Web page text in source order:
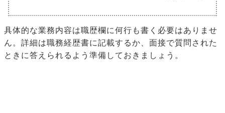
具体的な業務内容は職歴欄に何行も書く必要はありませ
ん。詳細は職務経歴書に記載するか、面接で質問された
ときに答えられるよう準備しておきましょう。